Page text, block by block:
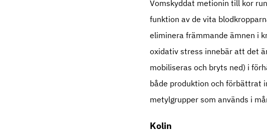
Vomskyddat metionin till kor
funktion av de vita
eliminera främmande ämnen i
oxidativ stress innebär att det
mobiliseras och bryts ned) i
både produktion och förbättrat
metylgrupper som används i
Kolin